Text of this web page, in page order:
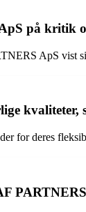
på kritik
ApS vist
for deres